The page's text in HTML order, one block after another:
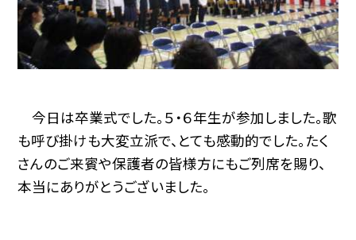
今日は卒業式でした。５・６年生が参加しました。歌
も呼び掛けも大変立派で、とても感動的でした。たく
さんのご来賓や保護者の皆様方にもご列席を賜り、
本当にありがとうございました。